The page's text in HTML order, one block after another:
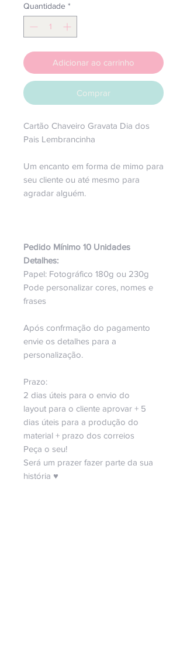
Quantidade *
Adicionar ao carrinho
Comprar
Cartão Chaveiro Gravata Dia dos
Pais Lembrancinha
Um encanto em forma de mimo para
seu cliente ou até mesmo para
agradar alguém.
Pedido Mínimo 10 Unidades
Detalhes:
Papel: Fotográfico 180g ou 230g
Pode personalizar cores, nomes e
frases
Após confrmação do pagamento
envie os detalhes para a
personalização.
Prazo:
2 dias úteis para o envio do
layout para o cliente aprovar + 5
dias úteis para a produção do
material + prazo dos correios
Peça o seu!
Será um prazer fazer parte da sua
história ♥